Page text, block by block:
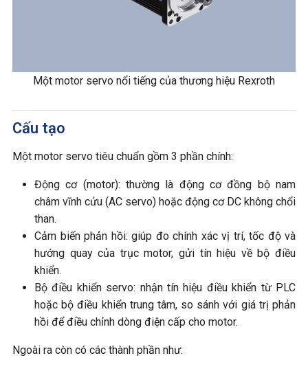
Một motor servo nổi tiếng của thương hiệu Rexroth
Cấu tạo
Một motor servo tiêu chuẩn gồm 3 phần chính:
Động cơ (motor): thường là động cơ đồng bộ nam
châm vĩnh cửu (AC servo) hoặc động cơ DC không chổi
than.
Cảm biến phản hồi: giúp đo chính xác vị trí, tốc độ và
hướng quay của trục motor, gửi tín hiệu về bộ điều
khiển.
Bộ điều khiển servo: nhận tín hiệu điều khiển từ PLC
hoặc bộ điều khiển trung tâm, so sánh với giá trị phản
hồi để điều chỉnh dòng điện cấp cho motor.
Ngoài ra còn có các thành phần như: